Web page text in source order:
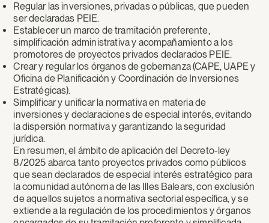
Regular las inversiones, privadas o públicas, que pueden
ser declaradas PEIE.
Establecer un marco de tramitación preferente,
simplificación administrativa y acompañamiento a los
promotores de proyectos privados declarados PEIE.
Crear y regular los órganos de gobernanza (CAPE, UAPE y
Oficina de Planificación y Coordinación de Inversiones
Estratégicas).
Simplificar y unificar la normativa en materia de
inversiones y declaraciones de especial interés, evitando
la dispersión normativa y garantizando la seguridad
jurídica.
En resumen, el ámbito de aplicación del Decreto-ley
8/2025 abarca tanto proyectos privados como públicos
que sean declarados de especial interés estratégico para
la comunidad autónoma de las Illes Balears, con exclusión
de aquellos sujetos a normativa sectorial específica, y se
extiende a la regulación de los procedimientos y órganos